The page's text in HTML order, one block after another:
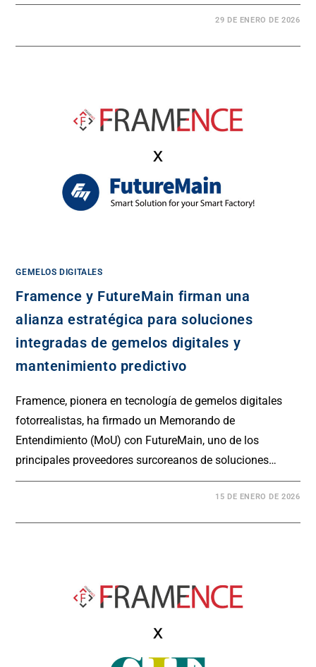
29 DE ENERO DE 2026
GEMELOS DIGITALES
Framence y FutureMain firman una
alianza estratégica para soluciones
integradas de gemelos digitales y
mantenimiento predictivo
Framence, pionera en tecnología de gemelos digitales
fotorrealistas, ha firmado un Memorando de
Entendimiento (MoU) con FutureMain, uno de los
principales proveedores surcoreanos de soluciones…
15 DE ENERO DE 2026